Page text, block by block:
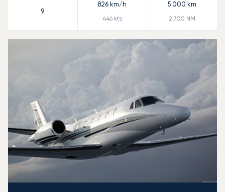
9
826 km/h
446kts
5 000 km
2 700 NM